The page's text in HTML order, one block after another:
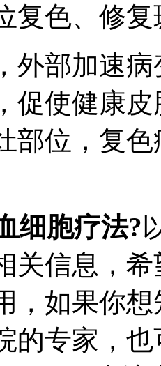
复色、修复
外部加速
促使健康
部位，复
细胞疗法?
关信息，
，如果你想
的专家，